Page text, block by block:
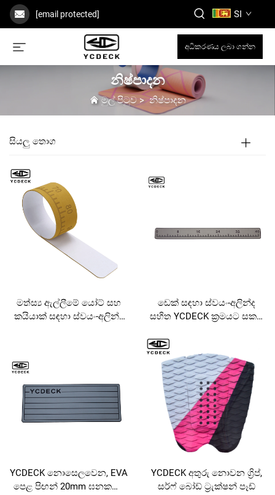
[email protected] SI
අධිකරණය ලබා ගන්න
නිෂ්පාදන
මුල් පිටුව>නිෂ්පාදන
සියලු තොග
මත්ස්‍ය ඇල්ලීමේ යෝට් සහ
කයියාක් සඳහා ස්වයං-අලින්ද
ඩෙක් සඳහා ස්වයං-අලින්ද
සහිත YCDECK ක්‍රමයට සකස්
YCDECK නොසෙලවෙන, EVA
පෙළ පිඟන් 20mm ඝනකමේ
YCDECK අතුරු නොවන ග්‍රිප්,
සර්ෆ් බෝඩ් ට්‍රැක්ෂන් පෑඩ්